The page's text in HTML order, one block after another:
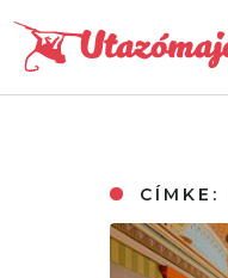
CÍMKE: